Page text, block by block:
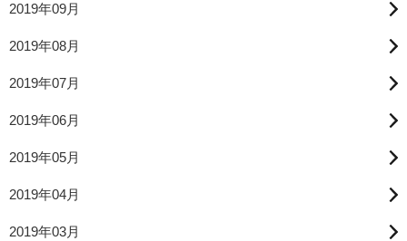
2019年09月
2019年08月
2019年07月
2019年06月
2019年05月
2019年04月
2019年03月